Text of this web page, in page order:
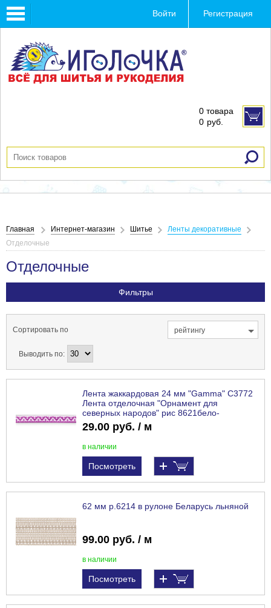
Toggle
navigation
Войти Регистрация
0 товара
0 руб.
Главная Интернет-магазин Шитье
Ленты декоративные
Отделочные
Отделочные
Фильтры
Сортировать по рейтингу
Выводить по:
Лента жаккардовая 24 мм "Gamma" С3772
Лента отделочная "Орнамент для
северных народов" рис 8621бело-
сиреневый (18)
29.00 руб. / м
в наличии
Посмотреть
62 мм р.6214 в рулоне Беларусь льняной
99.00 руб. / м
в наличии
Посмотреть